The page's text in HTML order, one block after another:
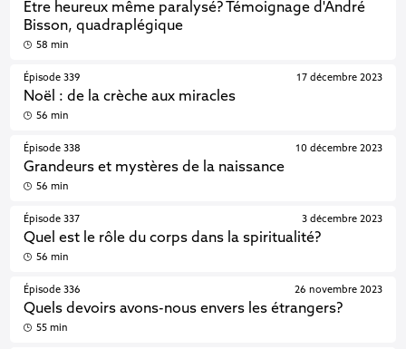
Être heureux même paralysé? Témoignage d'André
Bisson, quadraplégique
58 min
Épisode 339
Noël : de la crèche aux miracles
17 décembre 2023
56 min
Épisode 338
Grandeurs et mystères de la naissance
10 décembre 2023
56 min
Épisode 337
Quel est le rôle du corps dans la spiritualité?
3 décembre 2023
56 min
Épisode 336
Quels devoirs avons-nous envers les étrangers?
26 novembre 2023
55 min